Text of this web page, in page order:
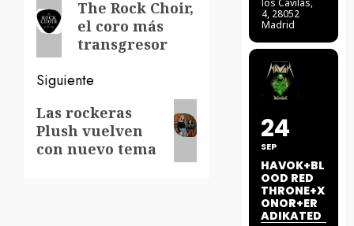
de
entradas
Entrada
anterior:
The Rock Choir,
el coro más
transgresor
Siguiente
Siguiente
entrada:
Las rockeras
Plush vuelven
con nuevo tema
los Cavilas,
4, 28052
Madrid
24
SEP
HAVOK+BL
OOD RED
THRONE+X
ONOR+ER
ADIKATED